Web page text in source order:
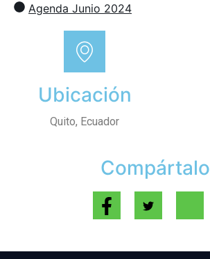
Agenda Junio 2024
Ubicación
Quito, Ecuador
Compártalo